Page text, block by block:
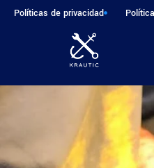
Políticas de privacidad